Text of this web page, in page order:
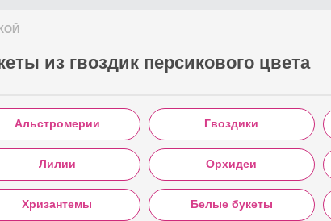
из гвоздик персикового цвета
Альстромерии Гвоздики
Лилии Орхидеи
Хризантемы Белые букеты